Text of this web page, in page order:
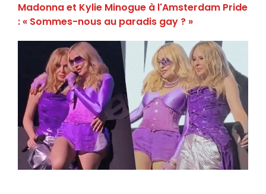
Madonna et Kylie Minogue à l'Amsterdam Pride
: « Sommes-nous au paradis gay ? »